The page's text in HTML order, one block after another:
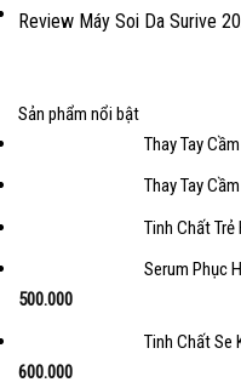
Review Máy Soi Da Surive
Sản phẩm nổi bật
Thay Tay
Thay Tay
Tinh Chất Trẻ
Serum Phục
500.000
Tinh Chất Se
600.000